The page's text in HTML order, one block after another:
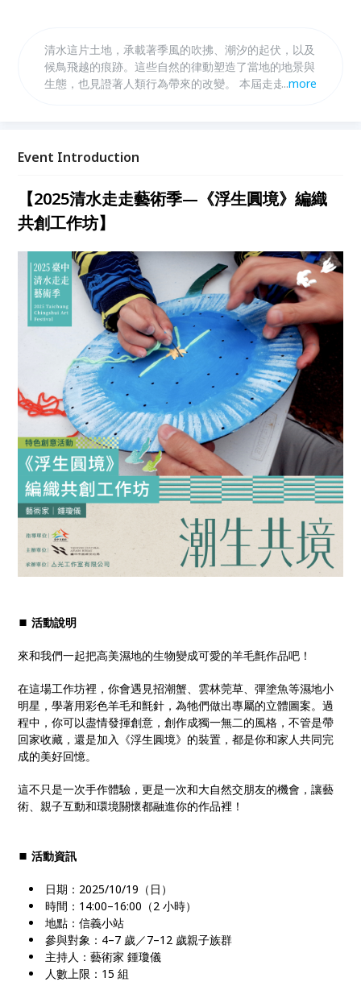
清水這片土地，承載著季風的吹拂、潮汐的起伏，以及
候鳥飛越的痕跡。這些自然的律動塑造了當地的地景與
生態，也見證著人類行為帶來的改變。 本屆走走藝術
們重新認識土地的旅程，激發對自然、永續與未來的思
...more
Event Introduction
【2025清水走走藝術季—《浮生圓境》編織
共創工作坊】
⏹︎ 活動說明
來和我們一起把高美濕地的生物變成可愛的羊毛氈作品吧！
在這場工作坊裡，你會遇見招潮蟹、雲林莞草、彈塗魚等濕地小
明星，學著用彩色羊毛和氈針，為牠們做出專屬的立體圖案。過
程中，你可以盡情發揮創意，創作成獨一無二的風格，不管是帶
回家收藏，還是加入《浮生圓境》的裝置，都是你和家人共同完
成的美好回憶。
這不只是一次手作體驗，更是一次和大自然交朋友的機會，讓藝
術、親子互動和環境關懷都融進你的作品裡！
⏹︎ 活動資訊
日期：2025/10/19（日）
時間：14:00–16:00（2 小時）
地點：信義小站
參與對象：4–7 歲／7–12 歲親子族群
主持人：藝術家 鍾瓊儀
人數上限：15 組